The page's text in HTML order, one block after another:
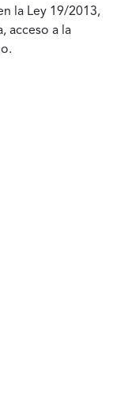
la Ley 19/2013,
acceso a la